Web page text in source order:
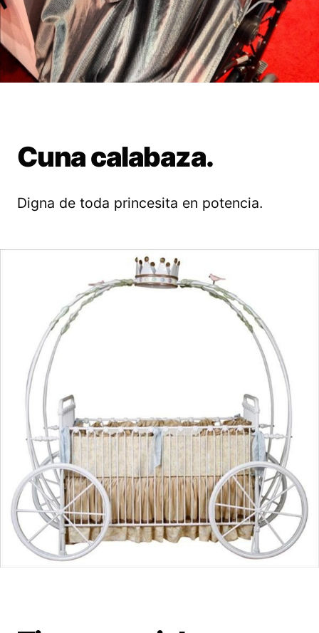
Cuna calabaza.
Digna de toda princesita en potencia.